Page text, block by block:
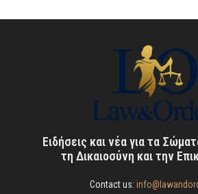
Ειδήσεις και νέα για τα
τη Δικαιοσύνη και την
Contact us: